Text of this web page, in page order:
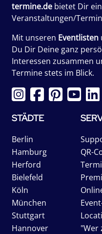
termine.de bietet Dir
Veranstaltungen/
Mit unseren Eventlisten
Du Dir Deine ganz
Interessen zusammen
Termine stets im Blick.
STÄDTE
Berlin
Hamburg
Herford
Bielefeld
Köln
München
Stuttgart
Hannover
QR-
"Wer